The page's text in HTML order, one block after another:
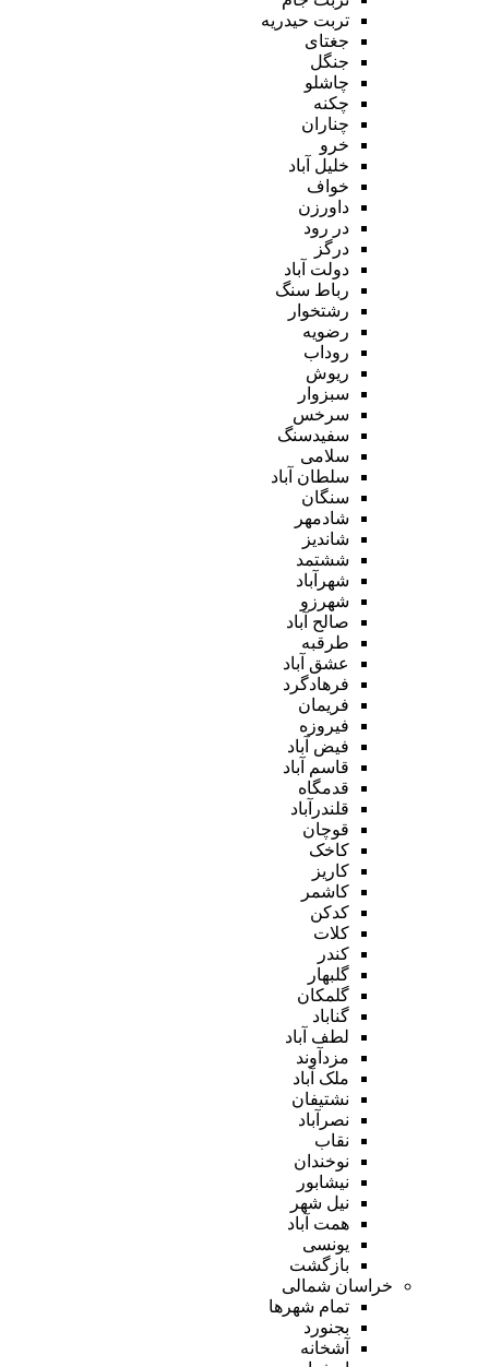
تربت حیدریه
جغتای
جنگل
چاشلو
چکنه
چناران
خرو
خلیل آباد
خواف
داورزن
در رود
درگز
دولت آباد
رباط سنگ
رشتخوار
رضویه
روداب
ریوش
سبزوار
سرخس
سفیدسنگ
سلامی
سلطان آباد
سنگان
شادمهر
شاندیز
ششتمد
شهرآباد
شهرزو
صالح آباد
طرقبه
عشق آباد
فرهادگرد
فریمان
فیروزه
فیض آباد
قاسم آباد
قدمگاه
قلندرآباد
قوچان
کاخک
کاریز
کاشمر
کدکن
کلات
کندر
گلبهار
گلمکان
گناباد
لطف آباد
مزدآوند
ملک آباد
نشتیفان
نصرآباد
نقاب
نوخندان
نیشابور
نیل شهر
همت آباد
یونسی
بازگشت
خراسان شمالی
تمام شهر‌ها
بجنورد
آشخانه